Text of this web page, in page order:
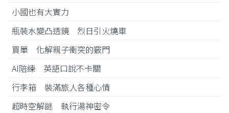
小國也有大實力
瓶裝水變凸透鏡 烈日引火燒車
買單 化解親子衝突的竅門
AI陪練 英語口說不卡關
行李箱 裝滿旅人各種心情
超時空解謎 執行湯神密令